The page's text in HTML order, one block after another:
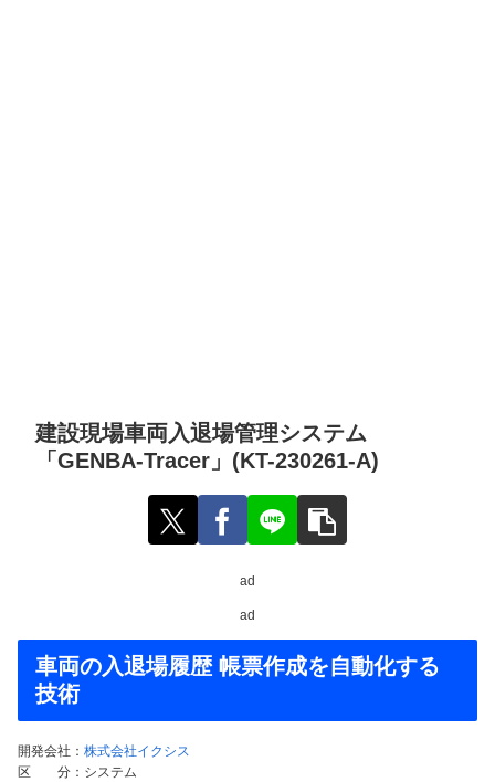
建設現場車両入退場管理システム
「GENBA-Tracer」(KT-230261-A)
ad
ad
車両の入退場履歴 帳票作成を自動化する
技術
開発会社： 株式会社イクシス
区 分：システム